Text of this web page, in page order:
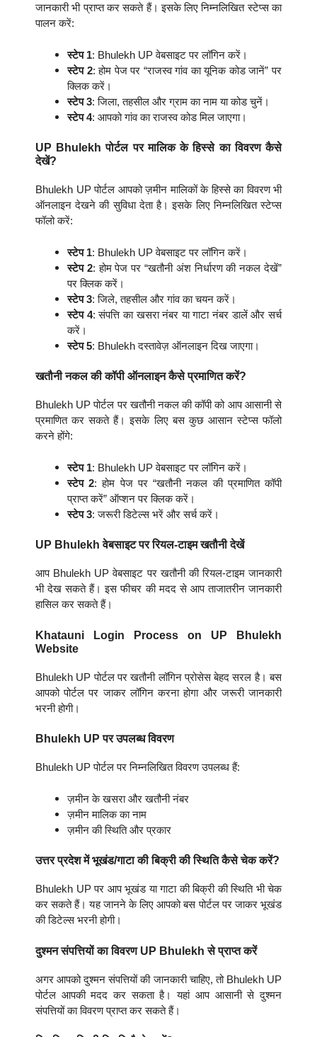
जानकारी भी प्राप्त कर सकते हैं। इसके लिए निम्नलिखित स्टेप्स का
पालन करें:
स्टेप 1: Bhulekh UP वेबसाइट पर लॉगिन करें।
स्टेप 2: होम पेज पर “राजस्व गांव का यूनिक कोड जानें” पर
क्लिक करें।
स्टेप 3: जिला, तहसील और ग्राम का नाम या कोड चुनें।
स्टेप 4: आपको गांव का राजस्व कोड मिल जाएगा।
UP Bhulekh पोर्टल पर मालिक के हिस्से का विवरण कैसे
देखें?
Bhulekh UP पोर्टल आपको ज़मीन मालिकों के हिस्से का विवरण भी
ऑनलाइन देखने की सुविधा देता है। इसके लिए निम्नलिखित स्टेप्स
फॉलो करें:
स्टेप 1: Bhulekh UP वेबसाइट पर लॉगिन करें।
स्टेप 2: होम पेज पर “खतौनी अंश निर्धारण की नकल देखें”
पर क्लिक करें।
स्टेप 3: जिले, तहसील और गांव का चयन करें।
स्टेप 4: संपत्ति का खसरा नंबर या गाटा नंबर डालें और सर्च
करें।
स्टेप 5: Bhulekh दस्तावेज़ ऑनलाइन दिख जाएगा।
खतौनी नकल की कॉपी ऑनलाइन कैसे प्रमाणित करें?
Bhulekh UP पोर्टल पर खतौनी नकल की कॉपी को आप आसानी से
प्रमाणित कर सकते हैं। इसके लिए बस कुछ आसान स्टेप्स फॉलो
करने होंगे:
स्टेप 1: Bhulekh UP वेबसाइट पर लॉगिन करें।
स्टेप 2: होम पेज पर “खतौनी नकल की प्रमाणित कॉपी
प्राप्त करें” ऑप्शन पर क्लिक करें।
स्टेप 3: जरूरी डिटेल्स भरें और सर्च करें।
UP Bhulekh वेबसाइट पर रियल-टाइम खतौनी देखें
आप Bhulekh UP वेबसाइट पर खतौनी की रियल-टाइम जानकारी
भी देख सकते हैं। इस फीचर की मदद से आप ताजातरीन जानकारी
हासिल कर सकते हैं।
Khatauni Login Process on UP Bhulekh
Website
Bhulekh UP पोर्टल पर खतौनी लॉगिन प्रोसेस बेहद सरल है। बस
आपको पोर्टल पर जाकर लॉगिन करना होगा और जरूरी जानकारी
भरनी होगी।
Bhulekh UP पर उपलब्ध विवरण
Bhulekh UP पोर्टल पर निम्नलिखित विवरण उपलब्ध हैं:
ज़मीन के खसरा और खतौनी नंबर
ज़मीन मालिक का नाम
ज़मीन की स्थिति और प्रकार
उत्तर प्रदेश में भूखंड/गाटा की बिक्री की स्थिति कैसे चेक करें?
Bhulekh UP पर आप भूखंड या गाटा की बिक्री की स्थिति भी चेक
कर सकते हैं। यह जानने के लिए आपको बस पोर्टल पर जाकर भूखंड
की डिटेल्स भरनी होगी।
दुश्मन संपत्तियों का विवरण UP Bhulekh से प्राप्त करें
अगर आपको दुश्मन संपत्तियों की जानकारी चाहिए, तो Bhulekh UP
पोर्टल आपकी मदद कर सकता है। यहां आप आसानी से दुश्मन
संपत्तियों का विवरण प्राप्त कर सकते हैं।